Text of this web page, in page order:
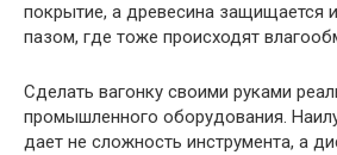
покрытие, а древесина защищается
пазом, где тоже происходят
Сделать вагонку своими руками
промышленного оборудования.
дает не сложность инструмента, а